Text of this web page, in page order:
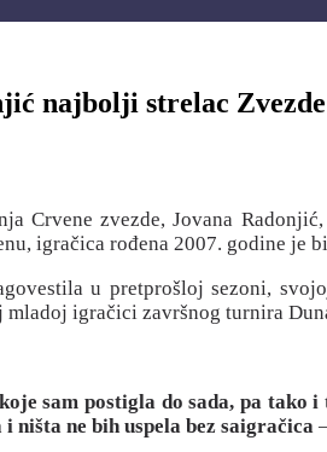
najbolji strelac
Crvene zvezde, Jovana
igračica rođena 2007. godine je
u pretprošloj sezoni,
igračici završnog turnira
sam postigla do sada, pa
ništa ne bih uspela bez saigračica